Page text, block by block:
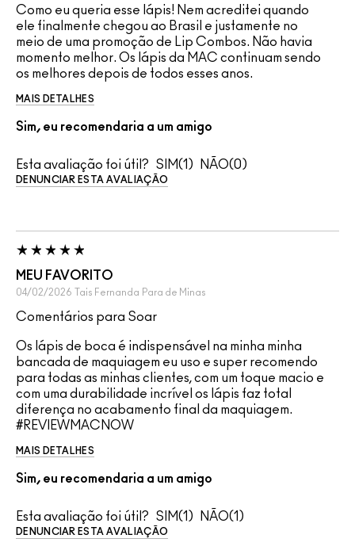
Como eu queria esse lápis! Nem acreditei quando
ele finalmente chegou ao Brasil e justamente no
meio de uma promoção de Lip Combos. Não havia
momento melhor. Os lápis da MAC continuam sendo
os melhores depois de todos esses anos.
MAIS DETALHES
Sim, eu recomendaria a um amigo
Esta avaliação foi útil? 1 0
DENUNCIAR ESTA AVALIAÇÃO
MEU FAVORITO
04/02/2026 Tais Fernanda Para de Minas
Comentários para Soar
Os lápis de boca é indispensável na minha minha
bancada de maquiagem eu uso e super recomendo
para todas as minhas clientes, com um toque macio e
com uma durabilidade incrível os lápis faz total
diferença no acabamento final da maquiagem.
#REVIEWMACNOW
MAIS DETALHES
Sim, eu recomendaria a um amigo
Esta avaliação foi útil? 1 1
DENUNCIAR ESTA AVALIAÇÃO